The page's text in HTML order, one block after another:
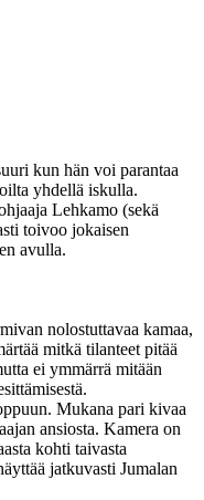
kun hän voi parantaa
yhdellä iskulla.
Lehkamo (sekä
toivoo jokaisen
avulla.
nolostuttavaa kamaa,
mitkä tilanteet pitää
ei ymmärrä mitään
Mukana pari kivaa
ansiosta. Kamera on
kohti taivasta
jatkuvasti Jumalan